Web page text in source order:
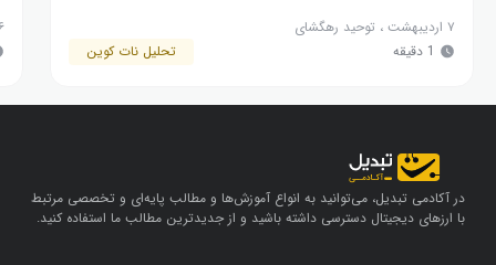
۷ اردیبهشت ، توحید رهگشای
1 دقیقه
تحلیل نات کوین
۶
در آکادمی تبدیل، می‌توانید به انواع آموزش‌ها و مطالب پایه‌ای و تخصصی مرتبط
با ارزهای دیجیتال دسترسی داشته باشید و از جدیدترین مطالب ما استفاده کنید.